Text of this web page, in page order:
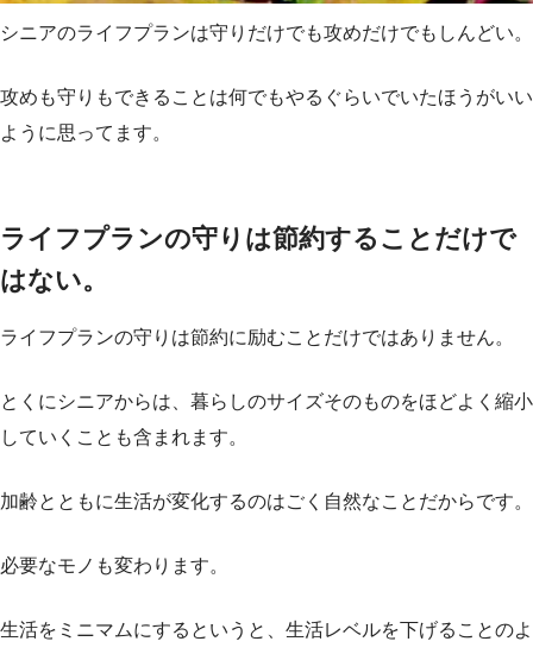
シニアのライフプランは守りだけでも攻めだけでもしんどい。
攻めも守りもできることは何でもやるぐらいでいたほうがいい
ように思ってます。
ライフプランの守りは節約することだけで
はない。
ライフプランの守りは節約に励むことだけではありません。
とくにシニアからは、暮らしのサイズそのものをほどよく縮小
していくことも含まれます。
加齢とともに生活が変化するのはごく自然なことだからです。
必要なモノも変わります。
生活をミニマムにするというと、生活レベルを下げることのよ